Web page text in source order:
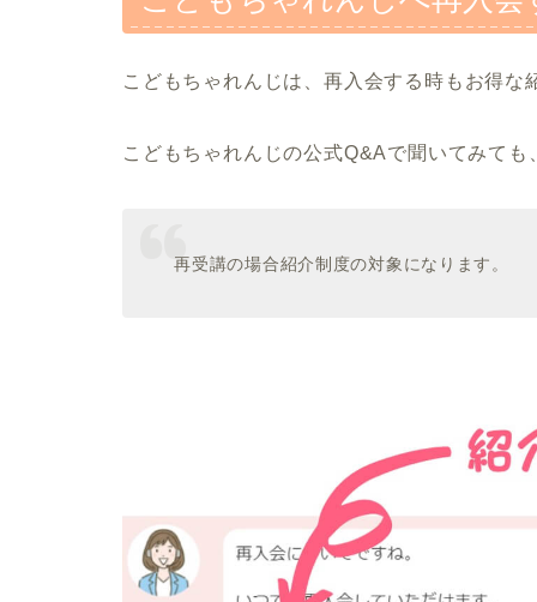
こどもちゃれんじは、再入会する時もお得な
こどもちゃれんじの公式Q&Aで聞いてみても
再受講の場合紹介制度の対象になります。